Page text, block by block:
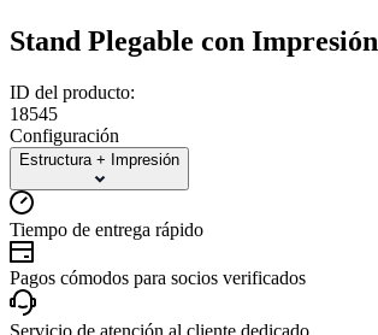
Stand Plegable con Impresión
ID del producto:
18545
Configuración
Estructura + Impresión
Tiempo de entrega rápido
Pagos cómodos para socios verificados
Servicio de atención al cliente dedicado